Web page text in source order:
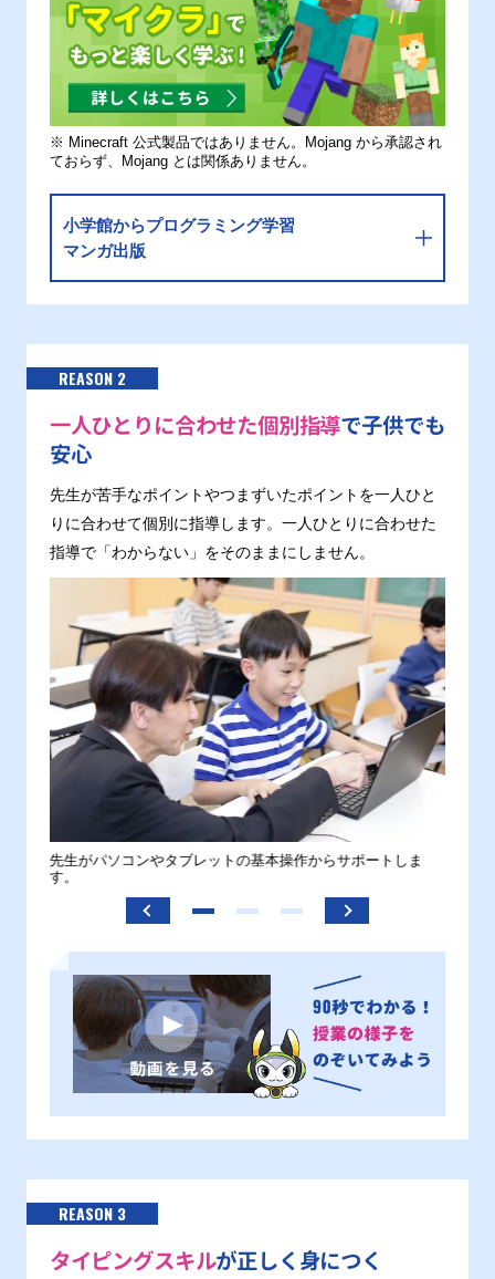
※ Minecraft 公式製品ではありません。Mojang から承認され
ておらず、Mojang とは関係ありません。
小学館からプログラミング学習
マンガ出版
REASON 2
一人ひとりに合わせた個別指導で子供でも
安心
先生が苦手なポイントやつまずいたポイントを一人ひと
りに合わせて個別に指導します。一人ひとりに合わせた
指導で「わからない」をそのままにしません。
先生がパソコンやタブレットの基本操作からサポートしま
す。
REASON 3
タイピングスキルが正しく身につく